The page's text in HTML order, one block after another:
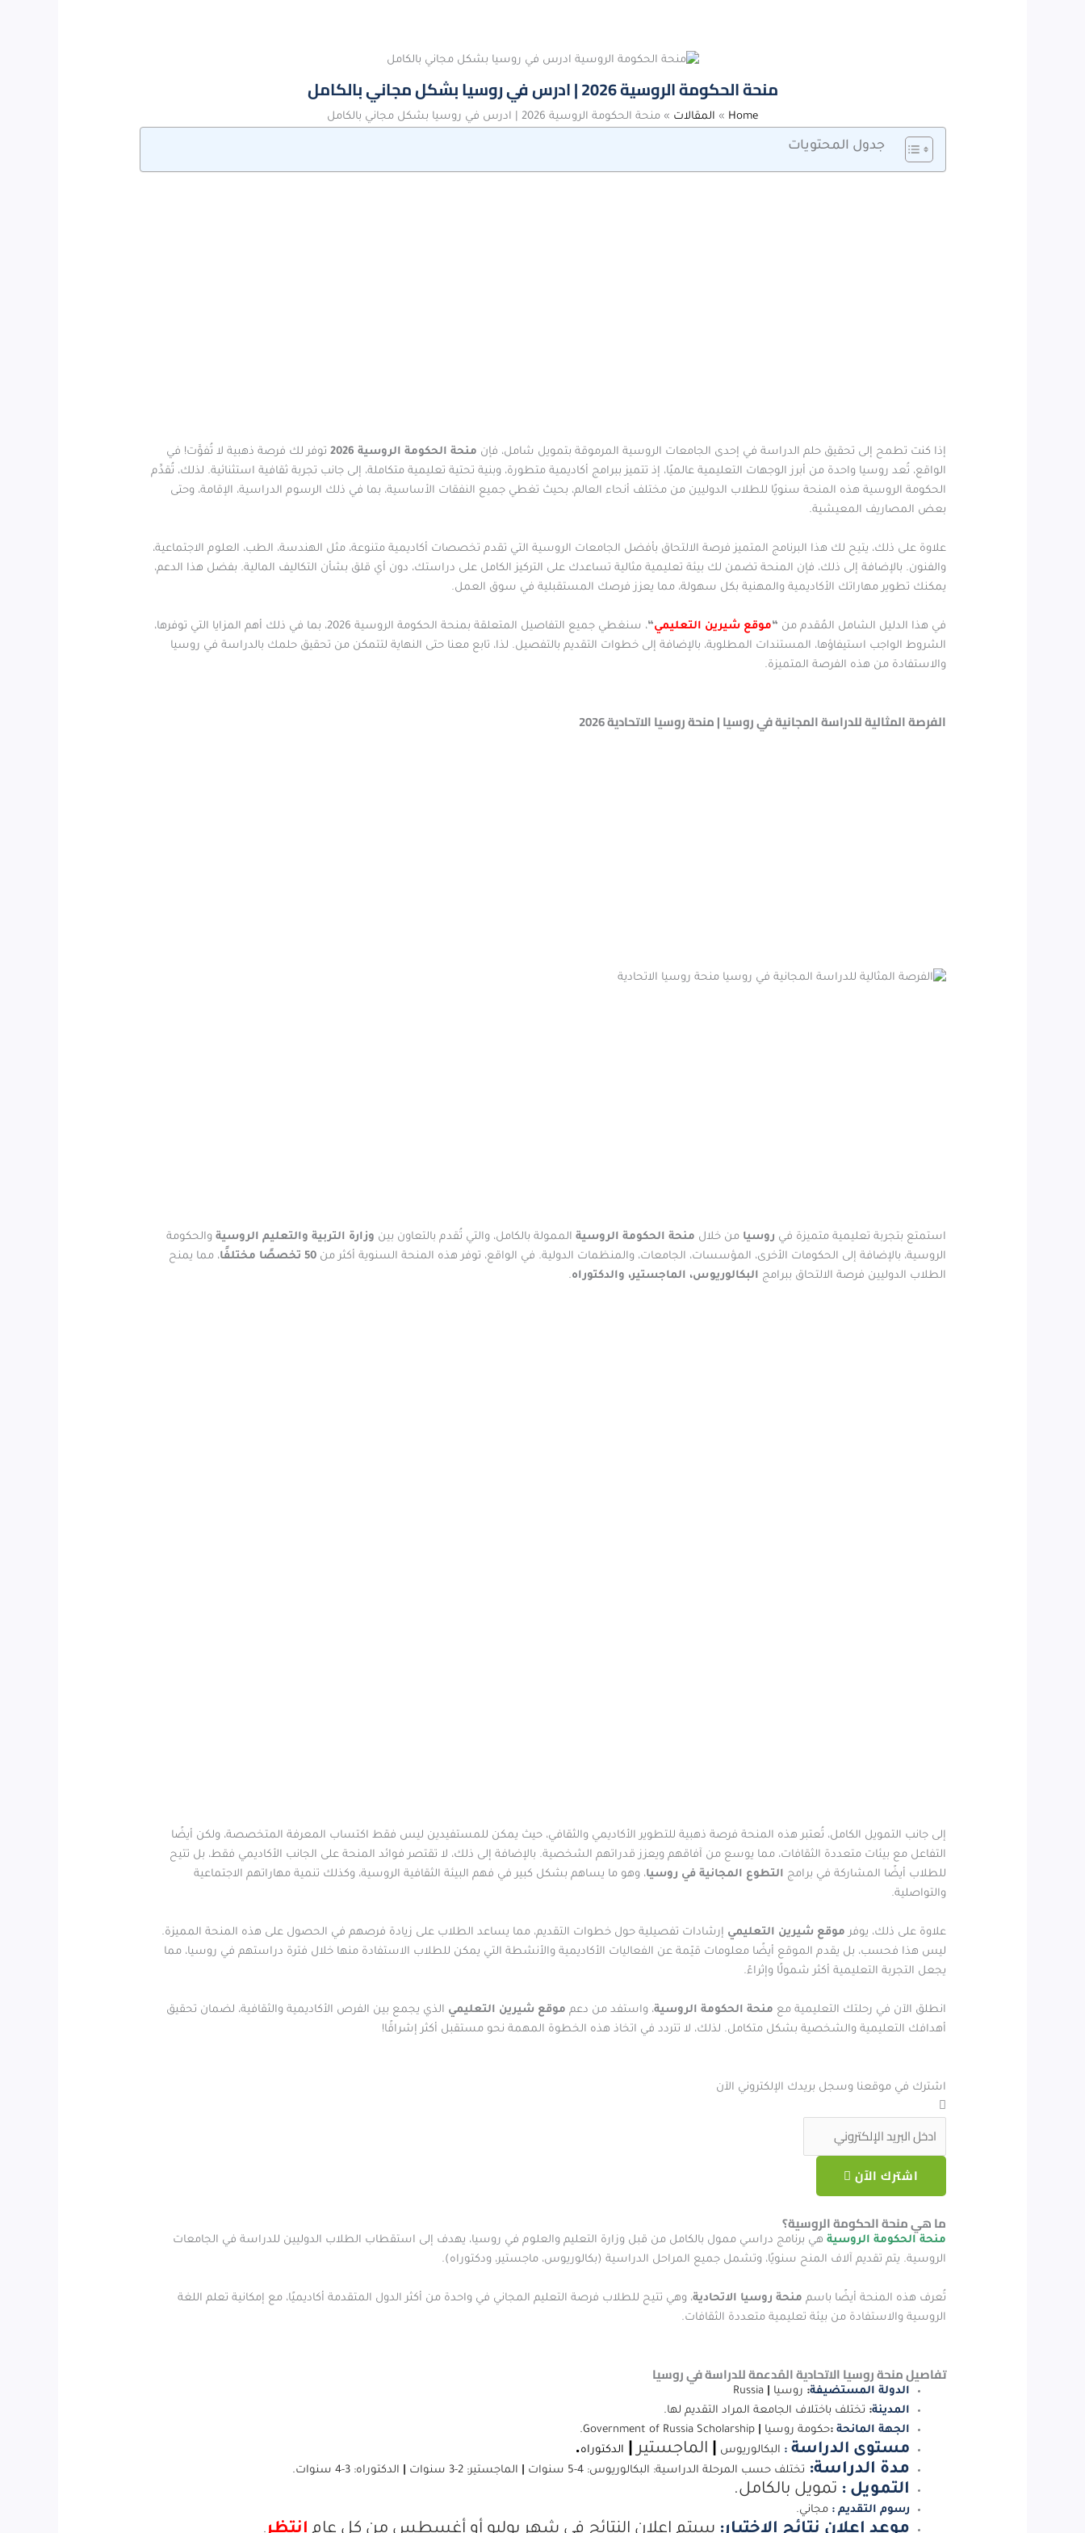
منحة الحكومة الروسية 2026 | ادرس في روسيا بشكل مجاني بالكامل
Home
» المقالات » منحة الحكومة الروسية 2026 | ادرس في روسيا بشكل مجاني بالكامل
جدول المحتويات
إذا كنت تطمح إلى تحقيق حلم الدراسة في إحدى الجامعات الروسية المرموقة بتمويل شامل، فإن منحة الحكومة الروسية 2026
توفر لك فرصة ذهبية لا تُفوَّت! في
الواقع، تُعد روسيا واحدة من أبرز الوجهات التعليمية عالميًا، إذ تتميز ببرامج أكاديمية متطورة، وبنية تحتية تعليمية متكاملة، إلى جانب تجربة ثقافية استثنائية. لذلك، تُقدِّم
الحكومة الروسية هذه المنحة سنويًا للطلاب الدوليين من مختلف أنحاء العالم، بحيث تغطي جميع النفقات الأساسية، بما في ذلك الرسوم الدراسية، الإقامة، وحتى
بعض المصاريف المعيشية.
علاوة على ذلك، يتيح لك هذا البرنامج المتميز فرصة الالتحاق بأفضل الجامعات الروسية التي تقدم تخصصات أكاديمية متنوعة، مثل الهندسة، الطب، العلوم الاجتماعية،
والفنون. بالإضافة إلى ذلك، فإن المنحة تضمن لك بيئة تعليمية مثالية تساعدك على التركيز الكامل على دراستك، دون أي قلق بشأن التكاليف المالية. بفضل هذا الدعم،
يمكنك تطوير مهاراتك الأكاديمية والمهنية بكل سهولة، مما يعزز فرصك المستقبلية في سوق العمل.
في هذا الدليل الشامل المُقدم من “موقع شيرين التعليمي“
، سنغطي جميع التفاصيل المتعلقة بمنحة الحكومة الروسية 2026، بما في ذلك أهم المزايا التي توفرها،
الشروط الواجب استيفاؤها، المستندات المطلوبة، بالإضافة إلى خطوات التقديم بالتفصيل. لذا، تابع معنا حتى النهاية لتتمكن من تحقيق حلمك بالدراسة في روسيا
والاستفادة من هذه الفرصة المتميزة.
الفرصة المثالية للدراسة المجانية في روسيا | منحة روسيا الاتحادية 2026
استمتع بتجربة تعليمية متميزة في روسيا من خلال منحة الحكومة الروسية الممولة بالكامل، والتي تُقدم بالتعاون بين وزارة التربية والتعليم الروسية والحكومة
الروسية، بالإضافة إلى الحكومات الأخرى، المؤسسات، الجامعات، والمنظمات الدولية. في الواقع، توفر هذه المنحة السنوية أكثر من50 تخصصًا مختلفًا
، مما يمنح
الطلاب الدوليين فرصة الالتحاق ببرامج البكالوريوس، الماجستير، والدكتوراه.
إلى جانب التمويل الكامل، تُعتبر هذه المنحة فرصة ذهبية للتطوير الأكاديمي والثقافي، حيث يمكن للمستفيدين ليس فقط اكتساب المعرفة المتخصصة، ولكن أيضًا
التفاعل مع بيئات متعددة الثقافات، مما يوسع من آفاقهم ويعزز قدراتهم الشخصية. بالإضافة إلى ذلك، لا تقتصر فوائد المنحة على الجانب الأكاديمي فقط، بل تتيح
للطلاب أيضًا المشاركة في برامج التطوع المجانية في روسيا، وهو ما يساهم بشكل كبير في فهم البيئة الثقافية الروسية، وكذلك تنمية مهاراتهم الاجتماعية
والتواصلية.
علاوة على ذلك، يوفر موقع شيرين التعليمي إرشادات تفصيلية حول خطوات التقديم، مما يساعد الطلاب على زيادة فرصهم في الحصول على هذه المنحة المميزة.
ليس هذا فحسب، بل يقدم الموقع أيضًا معلومات قيّمة عن الفعاليات الأكاديمية والأنشطة التي يمكن للطلاب الاستفادة منها خلال فترة دراستهم في روسيا، مما
يجعل التجربة التعليمية أكثر شمولًا وإثراءً.
انطلق الآن في رحلتك التعليمية مع منحة الحكومة الروسية، واستفد من دعم موقع شيرين التعليمي الذي يجمع بين الفرص الأكاديمية والثقافية، لضمان تحقيق
أهدافك التعليمية والشخصية بشكل متكامل. لذلك، لا تتردد في اتخاذ هذه الخطوة المهمة نحو مستقبل أكثر إشراقًا!
اشترك في موقعنا وسجل بريدك الإلكتروني الآن
اشترك الآن
ما هي منحة الحكومة الروسية؟
منحة الحكومة الروسية هي برنامج دراسي ممول بالكامل من قبل وزارة التعليم والعلوم في روسيا، يهدف إلى استقطاب الطلاب الدوليين للدراسة في الجامعات
الروسية. يتم تقديم آلاف المنح سنويًا، وتشمل جميع المراحل الدراسية (بكالوريوس، ماجستير، ودكتوراه).
تُعرف هذه المنحة أيضًا باسم منحة روسيا الاتحادية، وهي تتيح للطلاب فرصة التعليم المجاني في واحدة من أكثر الدول المتقدمة أكاديميًا، مع إمكانية تعلم اللغة
الروسية والاستفادة من بيئة تعليمية متعددة الثقافات.
تفاصيل منحة روسيا الاتحادية المُدعمة للدراسة في روسيا
الدولة المستضيفة: روسيا
Russia
المدينة: تختلف باختلاف الجامعة المراد التقديم لها.
الجهة المانحة:حكومة روسيا Government of Russia Scholarship.
مستوى الدراسة: البكالوريوس الماجستير الدكتوراه.
مدة الدراسة: تختلف حسب المرحلة الدراسية: البكالوريوس: 4-5 سنوات الماجستير: 2-3 سنوات الدكتوراه: 3-4 سنوات.
التمويل : تمويل بالكامل.
رسوم التقديم : مجاني.
.